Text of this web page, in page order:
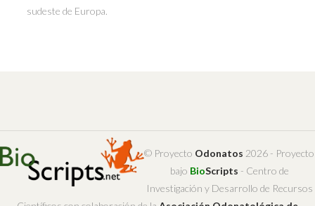
sudeste de Europa.
© Proyecto Odonatos 2026 - Proyecto
bajo BioScripts - Centro de
Investigación y Desarrollo de Recursos